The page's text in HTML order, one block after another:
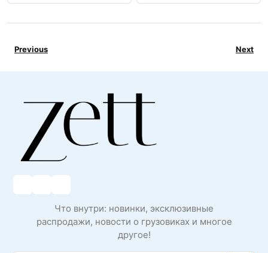
Previous Next
Что внутри: новинки, эксклюзивные
распродажи, новости о грузовиках и многое
другое!